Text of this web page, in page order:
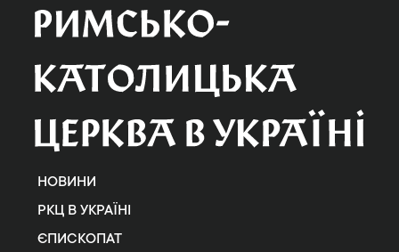
НОВИНИ
РКЦ В УКРАЇНІ
ЄПИСКОПАТ